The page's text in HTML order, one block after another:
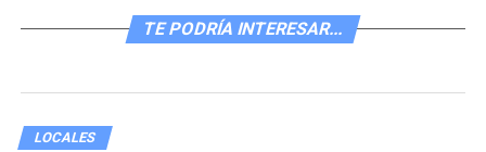
TE PODRÍA INTERESAR...
LOCALES